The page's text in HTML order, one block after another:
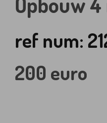
ref num:
200 euro